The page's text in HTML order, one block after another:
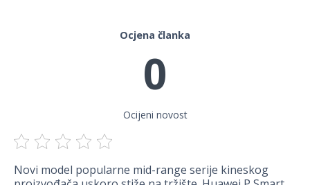
Ocjena članka
0
Ocijeni novost
Novi model popularne mid-range serije kineskog